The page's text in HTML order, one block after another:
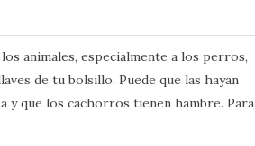
animales, especialmente a los perros,
de tu bolsillo. Puede que las hayan
y que los cachorros tienen hambre. Para